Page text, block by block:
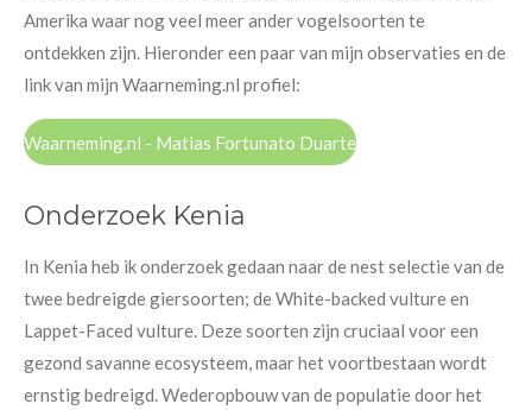
Amerika waar nog veel meer ander vogelsoorten te
ontdekken zijn. Hieronder een paar van mijn observaties en de
link van mijn Waarneming.nl profiel:
Waarneming.nl - Matias Fortunato Duarte
Onderzoek Kenia
In Kenia heb ik onderzoek gedaan naar de nest selectie van de
twee bedreigde giersoorten; de White-backed vulture en
Lappet-Faced vulture. Deze soorten zijn cruciaal voor een
gezond savanne ecosysteem, maar het voortbestaan wordt
ernstig bedreigd. Wederopbouw van de populatie door het